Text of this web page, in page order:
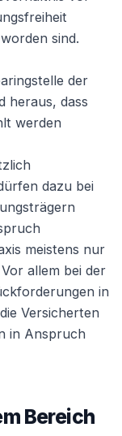
sind.
der
heraus, dass
werden
dazu bei
meistens nur
allem bei der
in
Versicherten
in Anspruch
Bereich